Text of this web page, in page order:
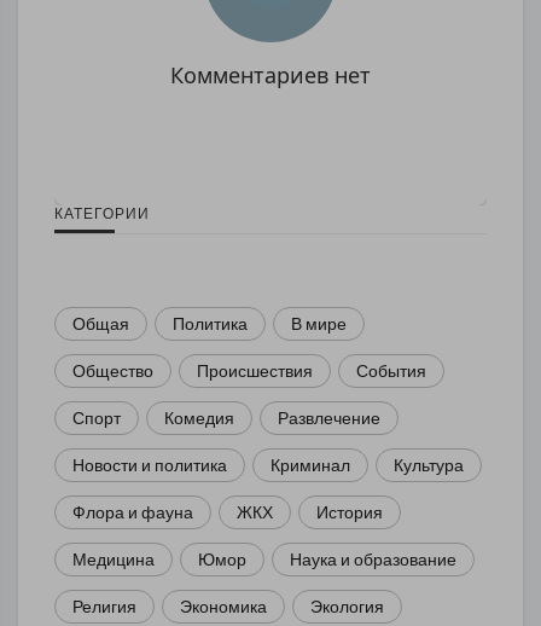
Комментариев нет
КАТЕГОРИИ
Общая Политика В мире
Общество Происшествия События
Спорт Комедия Развлечение
Новости и политика Криминал Культура
Флора и фауна ЖКХ История
Медицина Юмор Наука и образование
Религия Экономика Экология